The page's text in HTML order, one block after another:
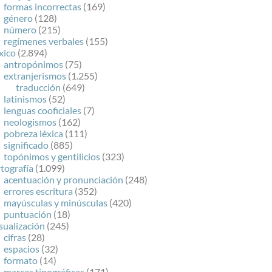
formas incorrectas (169)
género (128)
número (215)
regímenes verbales (155)
(2.894)
antropónimos (75)
extranjerismos (1.255)
traducción (649)
latinismos (52)
lenguas cooficiales (7)
neologismos (162)
pobreza léxica (111)
significado (885)
topónimos y gentilicios (323)
(1.099)
acentuación y pronunciación (248)
errores escritura (352)
mayúsculas y minúsculas (420)
puntuación (18)
(245)
cifras (28)
espacios (32)
formato (14)